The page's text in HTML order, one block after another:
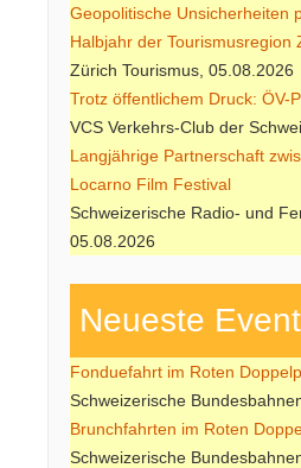
Geopolitische Unsicherheiten
Halbjahr der Tourismusregion
Zürich Tourismus, 05.08.2026
Trotz öffentlichem Druck: ÖV-
VCS Verkehrs-Club der
Langjährige Partnerschaft
Locarno Film Festival
Schweizerische Radio- und
05.08.2026
Neueste
Fonduefahrt im Roten
Schweizerische
Brunchfahrten im Roten
Schweizerische